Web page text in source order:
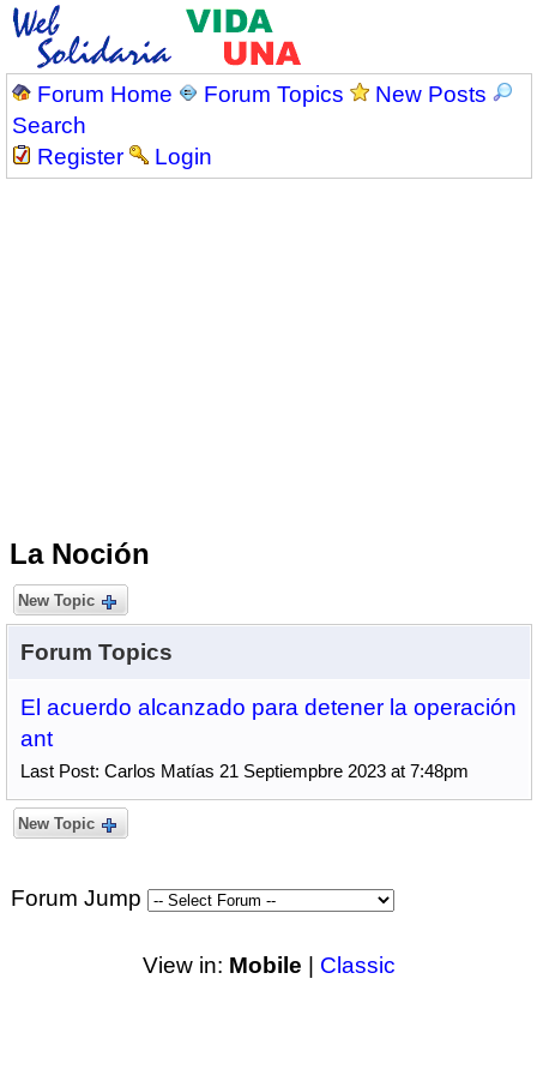
Forum Home Forum Topics
New Posts
Search
Register
Login
La Noción
New Topic
Forum Topics
El acuerdo alcanzado para detener la operación
ant
Last Post: Carlos Matías 21 Septiempbre 2023 at 7:48pm
New Topic
Forum Jump
View in: Mobile Classic